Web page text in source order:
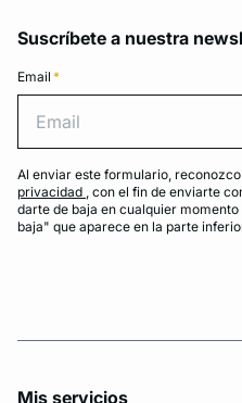
Suscríbete a nuestra
Email *
Al enviar este formulario,
privacidad , con el fin de enviarte
darte de baja en cualquier
baja" que aparece en la parte
Mis servicios